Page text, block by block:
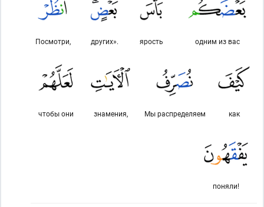
одним из вас
ярость
других».
Посмотри,
как
Мы распределяем
знамения,
чтобы они
поняли!